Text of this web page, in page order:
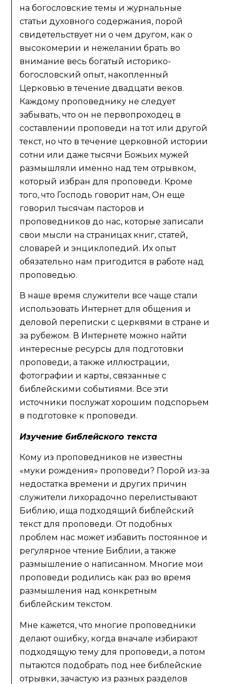
на богословские темы и журнальные
статьи духовного содержания, порой
свидетельствует ни о чем другом, как о
высокомерии и нежелании брать во
внимание весь богатый историко-
богословский опыт, накопленный
Церковью в течение двадцати веков.
Каждому проповеднику не следует
забывать, что он не первопроходец в
составлении проповеди на тот или другой
текст, но что в течение церковной истории
сотни или даже тысячи Божьих мужей
размышляли именно над тем отрывком,
который избран для проповеди. Кроме
того, что Господь говорит нам, Он еще
говорил тысячам пасторов и
проповедников до нас, которые записали
свои мысли на страницах книг, статей,
словарей и энциклопедий. Их опыт
обязательно нам пригодится в работе над
проповедью.
В наше время служители все чаще стали
использовать Интернет для общения и
деловой переписки с церквями в стране и
за рубежом. В Интернете можно найти
интересные ресурсы для подготовки
проповеди, а также иллюстрации,
фотографии и карты, связанные с
библейскими событиями. Все эти
источники послужат хорошим подспорьем
в подготовке к проповеди.
Изучение библейского текста
Кому из проповедников не известны
«муки рождения» проповеди? Порой из-за
недостатка времени и других причин
служители лихорадочно перелистывают
Библию, ища подходящий библейский
текст для проповеди. От подобных
проблем нас может избавить постоянное и
регулярное чтение Библии, а также
размышление о написанном. Многие мои
проповеди родились как раз во время
размышления над конкретным
библейским текстом.
Мне кажется, что многие проповедники
делают ошибку, когда вначале избирают
подходящую тему для проповеди, а потом
пытаются подобрать под нее библейские
отрывки, зачастую из разных разделов